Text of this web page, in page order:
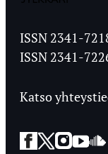
Ylioppilaslehti
ISSN 2341-
ISSN 2341-
Katso
Facebook
Twitter